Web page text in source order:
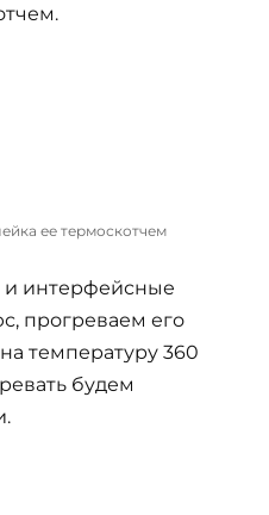
ее термоскотчем
интерфейсные
прогреваем его
температуру 360
будем